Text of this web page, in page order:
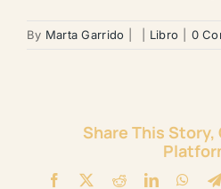
By Marta Garrido Libro 0
Share This Story,
Facebook RedditLinkedIn